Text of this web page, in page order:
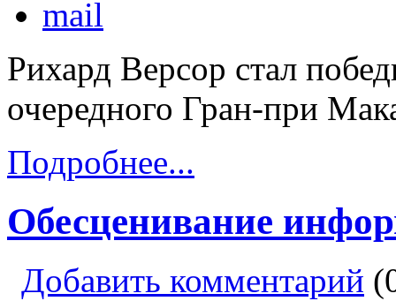
Рихард Версор стал
очередного Гран-при
Подробнее...
Обесценивание
Добавить комментарий